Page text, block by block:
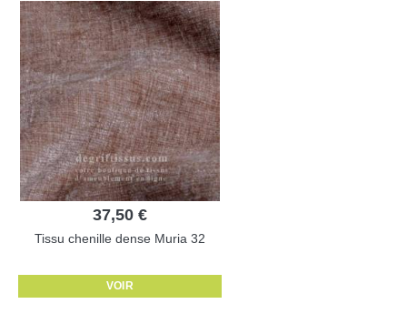
37,50 €
Tissu chenille dense Muria 32
VOIR